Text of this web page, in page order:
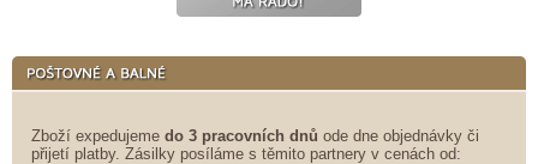
Zboží expedujeme do 3 pracovních dnů ode dne objednávky či
přijetí platby. Zásilky posíláme s těmito partnery v cenách od: